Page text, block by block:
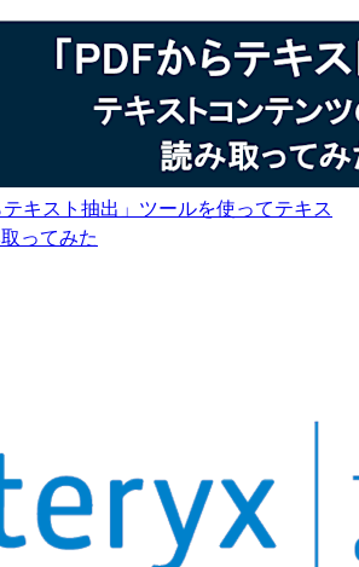
キスト抽出」ツールを使ってテキス
ってみた